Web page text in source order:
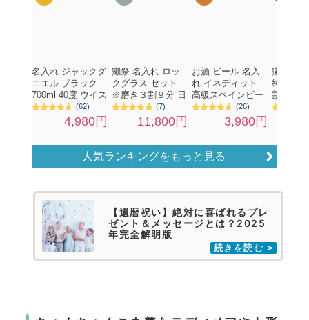
人気ランキングをもっと見る
【還暦祝い】絶対に喜ばれるプレ
ゼント＆メッセージとは？2025
年完全解明版